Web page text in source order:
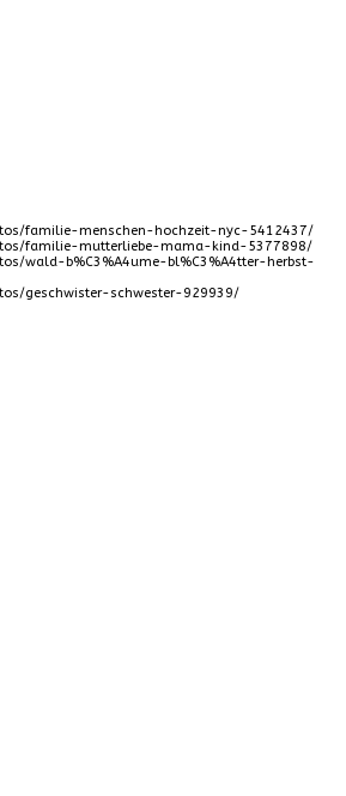
familie-menschen-hochzeit-nyc-5412437/
familie-mutterliebe-mama-kind-5377898/
wald-b%C3%A4ume-bl%C3%A4tter-herbst-
geschwister-schwester-929939/